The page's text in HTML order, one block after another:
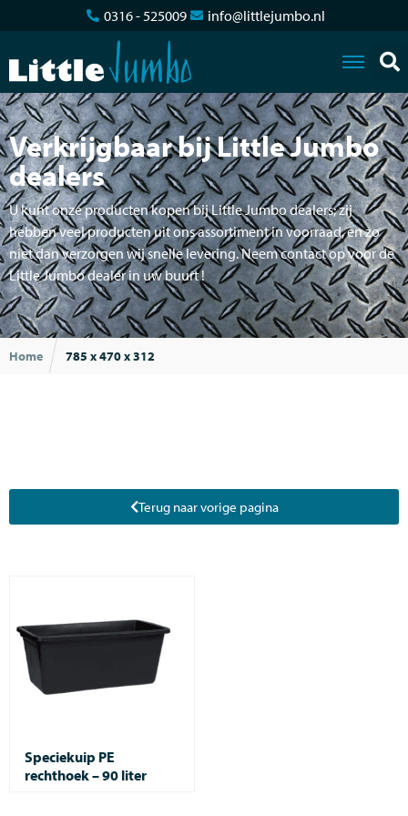
0316 - 525009 info@littlejumbo.nl
Verkrijgbaar bij Little Jumbo
dealers
U kunt onze producten kopen bij Little Jumbo dealers; zij
hebben veel producten uit ons assortiment in voorraad, en zo
niet dan verzorgen wij snelle levering. Neem contact op voor de
Little Jumbo dealer in uw buurt !
Home 785 x 470 x 312
Terug naar vorige pagina
Speciekuip PE
rechthoek – 90 liter